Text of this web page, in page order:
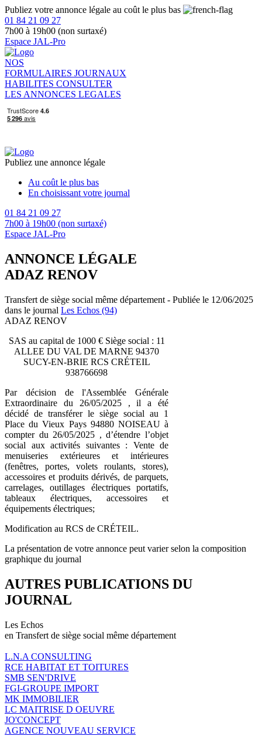
Publiez votre annonce légale au coût le plus bas
01 84 21 09 27
7h00 à 19h00 (non surtaxé)
Espace JAL-Pro
NOS
FORMULAIRES JOURNAUX
HABILITES CONSULTER
LES ANNONCES LEGALES
Publiez une annonce légale
Au coût le plus bas
En choisissant votre journal
01 84 21 09 27
7h00 à 19h00 (non surtaxé)
Espace JAL-Pro
ANNONCE LÉGALE
ADAZ RENOV
Transfert de siège social même département - Publiée le 12/06/2025
dans le journal Les Echos (94)
ADAZ RENOV
SAS au capital de 1000 € Siège social : 11
ALLEE DU VAL DE MARNE 94370
SUCY-EN-BRIE RCS CRÉTEIL
938766698
Par décision de l'Assemblée Générale
Extraordinaire du 26/05/2025 , il a été
décidé de transférer le siège social au 1
Place du Vieux Pays 94880 NOISEAU à
compter du 26/05/2025 , d’étendre l’objet
social aux activités suivantes : Vente de
menuiseries extérieures et intérieures
(fenêtres, portes, volets roulants, stores),
accessoires et produits dérivés, de parquets,
carrelages, outillages électriques portatifs,
tableaux électriques, accessoires et
équipements électriques;
Modification au RCS de CRÉTEIL.
La présentation de votre annonce peut varier selon la composition
graphique du journal
AUTRES PUBLICATIONS DU
JOURNAL
Les Echos
en Transfert de siège social même département
L.N.A CONSULTING
RCE HABITAT ET TOITURES
SMB SEN'DRIVE
FGI-GROUPE IMPORT
MK IMMOBILIER
LC MAITRISE D OEUVRE
JO'CONCEPT
AGENCE NOUVEAU SERVICE